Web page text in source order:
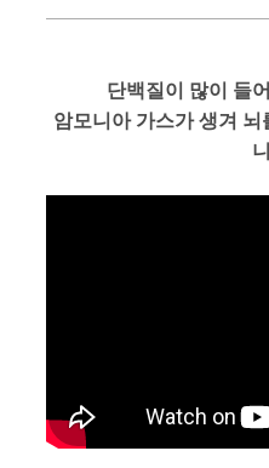
단백질이 많이 들
암모니아 가스가 생겨